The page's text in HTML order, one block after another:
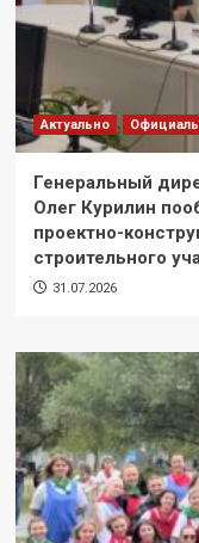
Актуально
Генеральный
Олег Курилин
проектно-
строительного
31.07.2026